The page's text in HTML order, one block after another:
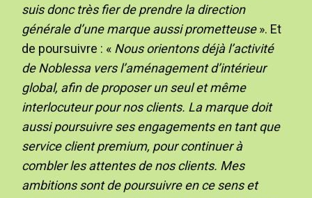
suis donc très fier de prendre la direction
générale d’une marque aussi prometteuse». Et
de poursuivre : « Nous orientons déjà l’activité
de Noblessa vers l’aménagement d’intérieur
global, afin de proposer un seul et même
interlocuteur pour nos clients. La marque doit
aussi poursuivre ses engagements en tant que
service client premium, pour continuer à
combler les attentes de nos clients. Mes
ambitions sont de poursuivre en ce sens et